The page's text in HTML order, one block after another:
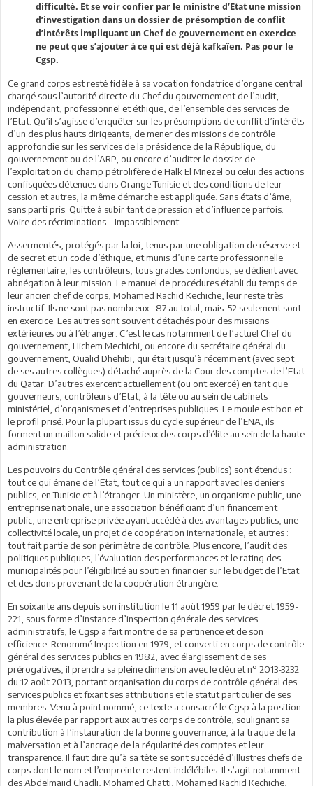
difficulté. Et se voir confier par le ministre d’Etat une mission
d’investigation dans un dossier de présomption de conflit
d’intérêts impliquant un Chef de gouvernement en exercice
ne peut que s’ajouter à ce qui est déjà kafkaïen. Pas pour le
Cgsp.
Ce grand corps est resté fidèle à sa vocation fondatrice d’organe central
chargé sous l’autorité directe du Chef du gouvernement de l’audit,
indépendant, professionnel et éthique, de l’ensemble des services de
l’Etat. Qu’il s’agisse d’enquêter sur les présomptions de conflit d’intérêts
d’un des plus hauts dirigeants, de mener des missions de contrôle
approfondie sur les services de la présidence de la République, du
gouvernement ou de l’ARP, ou encore d’auditer le dossier de
l’exploitation du champ pétrolifère de Halk El Mnezel ou celui des actions
confisquées détenues dans Orange Tunisie et des conditions de leur
cession et autres, la même démarche est appliquée. Sans états d’âme,
sans parti pris. Quitte à subir tant de pression et d’influence parfois.
Voire des récriminations... Impassiblement.
Assermentés, protégés par la loi, tenus par une obligation de réserve et
de secret et un code d’éthique, et munis d’une carte professionnelle
réglementaire, les contrôleurs, tous grades confondus, se dédient avec
abnégation à leur mission. Le manuel de procédures établi du temps de
leur ancien chef de corps, Mohamed Rachid Kechiche, leur reste très
instructif. Ils ne sont pas nombreux : 87 au total, mais 52 seulement sont
en exercice. Les autres sont souvent détachés pour des missions
extérieures ou à l’étranger. C’est le cas notamment de l’actuel Chef du
gouvernement, Hichem Mechichi, ou encore du secrétaire général du
gouvernement, Oualid Dhehibi, qui était jusqu’à récemment (avec sept
de ses autres collègues) détaché auprès de la Cour des comptes de l’Etat
du Qatar. D’autres exercent actuellement (ou ont exercé) en tant que
gouverneurs, contrôleurs d’Etat, à la tête ou au sein de cabinets
ministériel, d’organismes et d’entreprises publiques. Le moule est bon et
le profil prisé. Pour la plupart issus du cycle supérieur de l’ENA, ils
forment un maillon solide et précieux des corps d’élite au sein de la haute
administration.
Les pouvoirs du Contrôle général des services (publics) sont étendus :
tout ce qui émane de l’Etat, tout ce qui a un rapport avec les deniers
publics, en Tunisie et à l’étranger. Un ministère, un organisme public, une
entreprise nationale, une association bénéficiant d’un financement
public, une entreprise privée ayant accédé à des avantages publics, une
collectivité locale, un projet de coopération internationale, et autres :
tout fait partie de son périmètre de contrôle. Plus encore, l’audit des
politiques publiques, l’évaluation des performances et le rating des
municipalités pour l’éligibilité au soutien financier sur le budget de l’Etat
et des dons provenant de la coopération étrangère.
En soixante ans depuis son institution le 11 août 1959 par le décret 1959-
221, sous forme d’instance d’inspection générale des services
administratifs, le Cgsp a fait montre de sa pertinence et de son
efficience. Renommé Inspection en 1979, et converti en corps de contrôle
général des services publics en 1982, avec élargissement de ses
prérogatives, il prendra sa pleine dimension avec le décret n° 2013-3232
du 12 août 2013, portant organisation du corps de contrôle général des
services publics et fixant ses attributions et le statut particulier de ses
membres. Venu à point nommé, ce texte a consacré le Cgsp à la position
la plus élevée par rapport aux autres corps de contrôle, soulignant sa
contribution à l’instauration de la bonne gouvernance, à la traque de la
malversation et à l’ancrage de la régularité des comptes et leur
transparence. Il faut dire qu’à sa tête se sont succédé d’illustres chefs de
corps dont le nom et l’empreinte restent indélébiles. Il s’agit notamment
des Abdelmajid Chadli, Mohamed Chatti, Mohamed Rachid Kechiche,